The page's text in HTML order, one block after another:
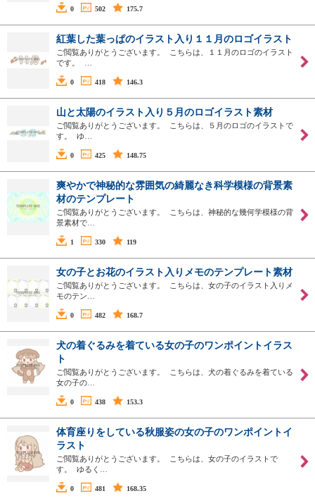
0 502 175.7
紅葉した葉っぱのイラスト入り１１月のロゴイラスト
ご閲覧ありがとうございます。 こちらは、１１月のロゴのイラスト
です。 …
0 418 146.3
山と太陽のイラスト入り５月のロゴイラスト素材
ご閲覧ありがとうございます。 こちらは、５月のロゴのイラストで
す。 ゆ…
0 425 148.75
爽やかで神秘的な雰囲気の綺麗なき科学模様の背景素
材のテンプレート
ご閲覧ありがとうございます。 こちらは、神秘的な幾何学模様の背
景素材で…
1 330 119
女の子とお花のイラスト入りメモのテンプレート素材
ご閲覧ありがとうございます。 こちらは、女の子のイラスト入りメ
モのテン…
0 482 168.7
犬の着ぐるみを着ている女の子のワンポイントイラス
ト
ご閲覧ありがとうございます。 こちらは、犬の着ぐるみを着ている
女の子の…
0 438 153.3
体育座りをしている秋服姿の女の子のワンポイントイ
ラスト
ご閲覧ありがとうございます。 こちらは、女の子のイラストで
す。 ゆるく…
0 481 168.35